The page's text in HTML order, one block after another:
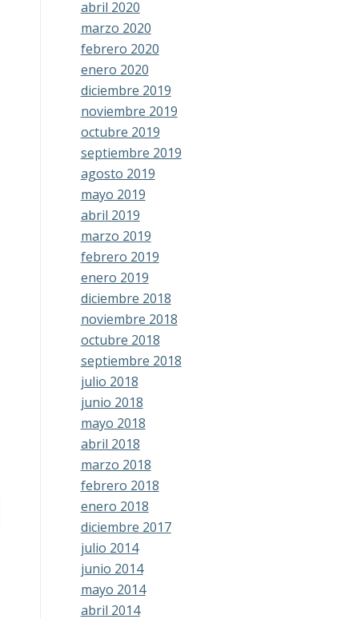
abril 2020
marzo 2020
febrero 2020
enero 2020
diciembre 2019
noviembre 2019
octubre 2019
septiembre 2019
agosto 2019
mayo 2019
abril 2019
marzo 2019
febrero 2019
enero 2019
diciembre 2018
noviembre 2018
octubre 2018
septiembre 2018
julio 2018
junio 2018
mayo 2018
abril 2018
marzo 2018
febrero 2018
enero 2018
diciembre 2017
julio 2014
junio 2014
mayo 2014
abril 2014